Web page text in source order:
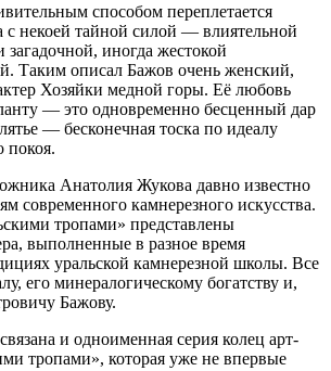
способом переплетается
с некоей тайной силой — влиятельной
иногда жестокой
Таким описал Бажов очень женский,
Хозяйки медной горы. Её любовь
— это одновременно бесценный дар
— бесконечная тоска по идеалу
покоя.
Анатолия Жукова давно известно
современного камнерезного искусства.
тропами» представлены
выполненные в разное время
уральской камнерезной школы. Все
его минералогическому богатству и,
Бажову.
и одноименная серия колец арт-
тропами», которая уже не впервые